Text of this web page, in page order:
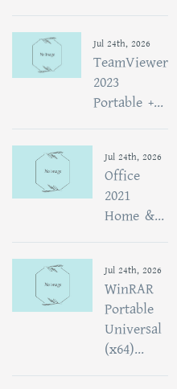
Jul 24th, 2026
TeamViewer
2023
Portable +...
Jul 24th, 2026
Office
2021
Home &...
Jul 24th, 2026
WinRAR
Portable
Universal
(x64)...